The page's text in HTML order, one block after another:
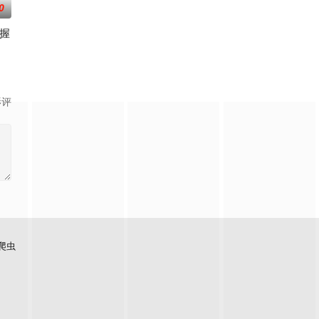
下草头神欺压百姓，反抗犯下弑神之罪，
的大一统王朝，可在建国初期就面临着重重危机。是谁将明朝推上了巅峰
虫